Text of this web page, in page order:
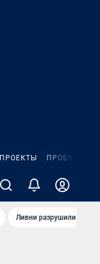
ПРОЕКТЫ ПРОБКИ
Ливни разрушили